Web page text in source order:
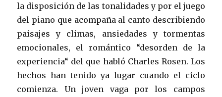
la disposición de las tonalidades y por el juego
del piano que acompaña al canto describiendo
paisajes y climas, ansiedades y tormentas
emocionales, el romántico “desorden de la
experiencia“ del que habló Charles Rosen. Los
hechos han tenido ya lugar cuando el ciclo
comienza. Un joven vaga por los campos